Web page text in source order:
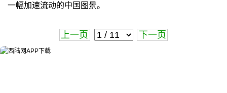
一幅加速流动的中国图景。
上一页 下一页